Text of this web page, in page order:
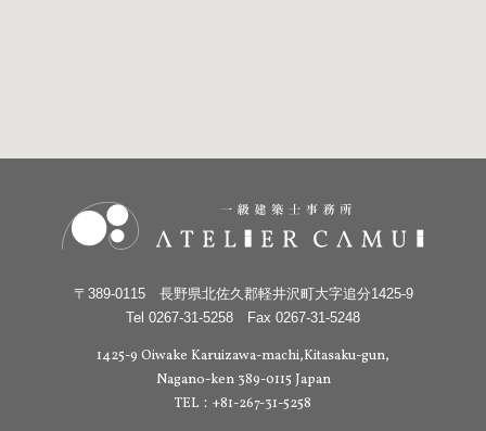
〒389-0115 長野県北佐久郡軽井沢町大字追分1425-9
Tel 0267-31-5258 Fax 0267-31-5248
1425-9 Oiwake Karuizawa-machi,Kitasaku-gun,
Nagano-ken 389-0115 Japan
TEL：+81-267-31-5258